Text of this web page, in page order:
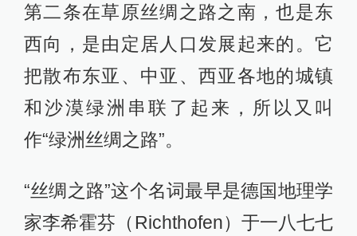
第二条在草原丝绸之路之南，也是东
西向，是由定居人口发展起来的。它
把散布东亚、中亚、西亚各地的城镇
和沙漠绿洲串联了起来，所以又叫
作“绿洲丝绸之路”。
“丝绸之路”这个名词最早是德国地理学
家李希霍芬（Richthofen）于一八七七